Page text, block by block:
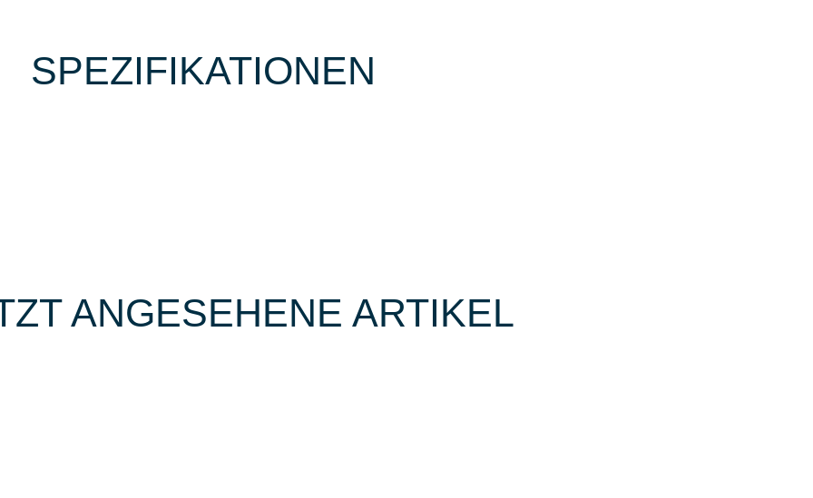
SPEZIFIKATIONEN
ANGESEHENE ARTIKEL